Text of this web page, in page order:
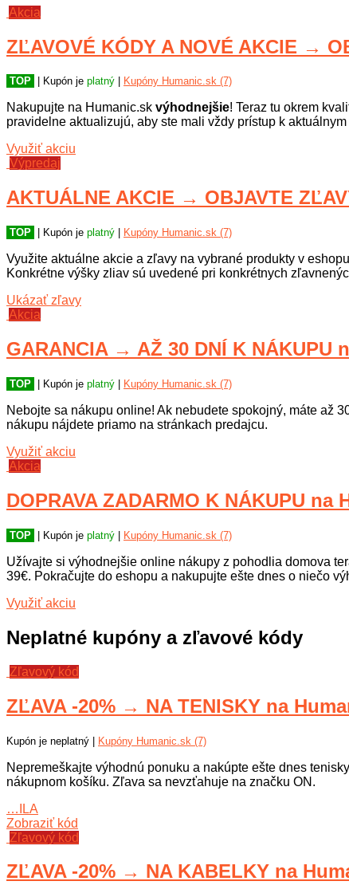
Akcia
ZĽAVOVÉ KÓDY A NOVÉ AKCIE →
TOP | Kupón je platný Kupóny Humanic.sk (7)
Nakupujte na Humanic.sk výhodnejšie! Teraz tu okrem
pravidelne aktualizujú, aby ste mali vždy prístup k
Využiť akciu
Výpredaj
AKTUÁLNE AKCIE → OBJAVTE
TOP | Kupón je platný Kupóny Humanic.sk (7)
Využite aktuálne akcie a zľavy na vybrané produkty v
Konkrétne výšky zliav sú uvedené pri konkrétnych
Ukázať zľavy
Akcia
GARANCIA → AŽ 30 DNÍ K NÁKUPU
TOP | Kupón je platný Kupóny Humanic.sk (7)
Nebojte sa nákupu online! Ak nebudete spokojný, máte až
nákupu nájdete priamo na stránkach predajcu.
Využiť akciu
Akcia
DOPRAVA ZADARMO K NÁKUPU na
TOP | Kupón je platný Kupóny Humanic.sk (7)
Užívajte si výhodnejšie online nákupy z pohodlia domova
39€. Pokračujte do eshopu a nakupujte ešte dnes o niečo
Využiť akciu
Neplatné kupóny a zľavové kódy
Zľavový kód
ZĽAVA -20% → NA TENISKY na
Kupón je neplatný | Kupóny Humanic.sk (7)
Nepremeškajte výhodnú ponuku a nakúpte ešte dnes
nákupnom košíku. Zľava sa nevzťahuje na značku ON.
…ILA
Zobraziť kód
Zľavový kód
ZĽAVA -20% → NA KABELKY na